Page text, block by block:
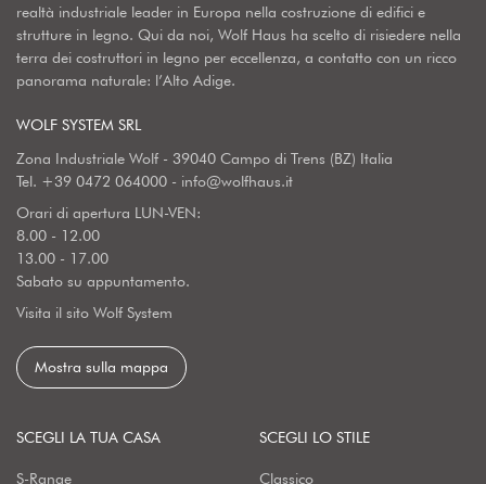
realtà industriale leader in Europa nella costruzione di edifici e
strutture in legno. Qui da noi, Wolf Haus ha scelto di risiedere nella
terra dei costruttori in legno per eccellenza, a contatto con un ricco
panorama naturale: l’Alto Adige.
WOLF SYSTEM SRL
Zona Industriale Wolf - 39040 Campo di Trens (BZ) Italia
Tel. +39 0472 064000 - info@wolfhaus.it
Orari di apertura LUN-VEN:
8.00 - 12.00
13.00 - 17.00
Sabato su appuntamento.
Visita il sito Wolf System
Mostra sulla mappa
SCEGLI LA TUA CASA
S-Range
SCEGLI LO STILE
Classico